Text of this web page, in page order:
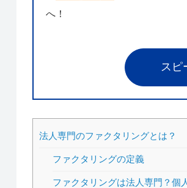
へ！
スピ
法人専門のファクタリングとは？
ファクタリングの定義
ファクタリングは法人専門？個